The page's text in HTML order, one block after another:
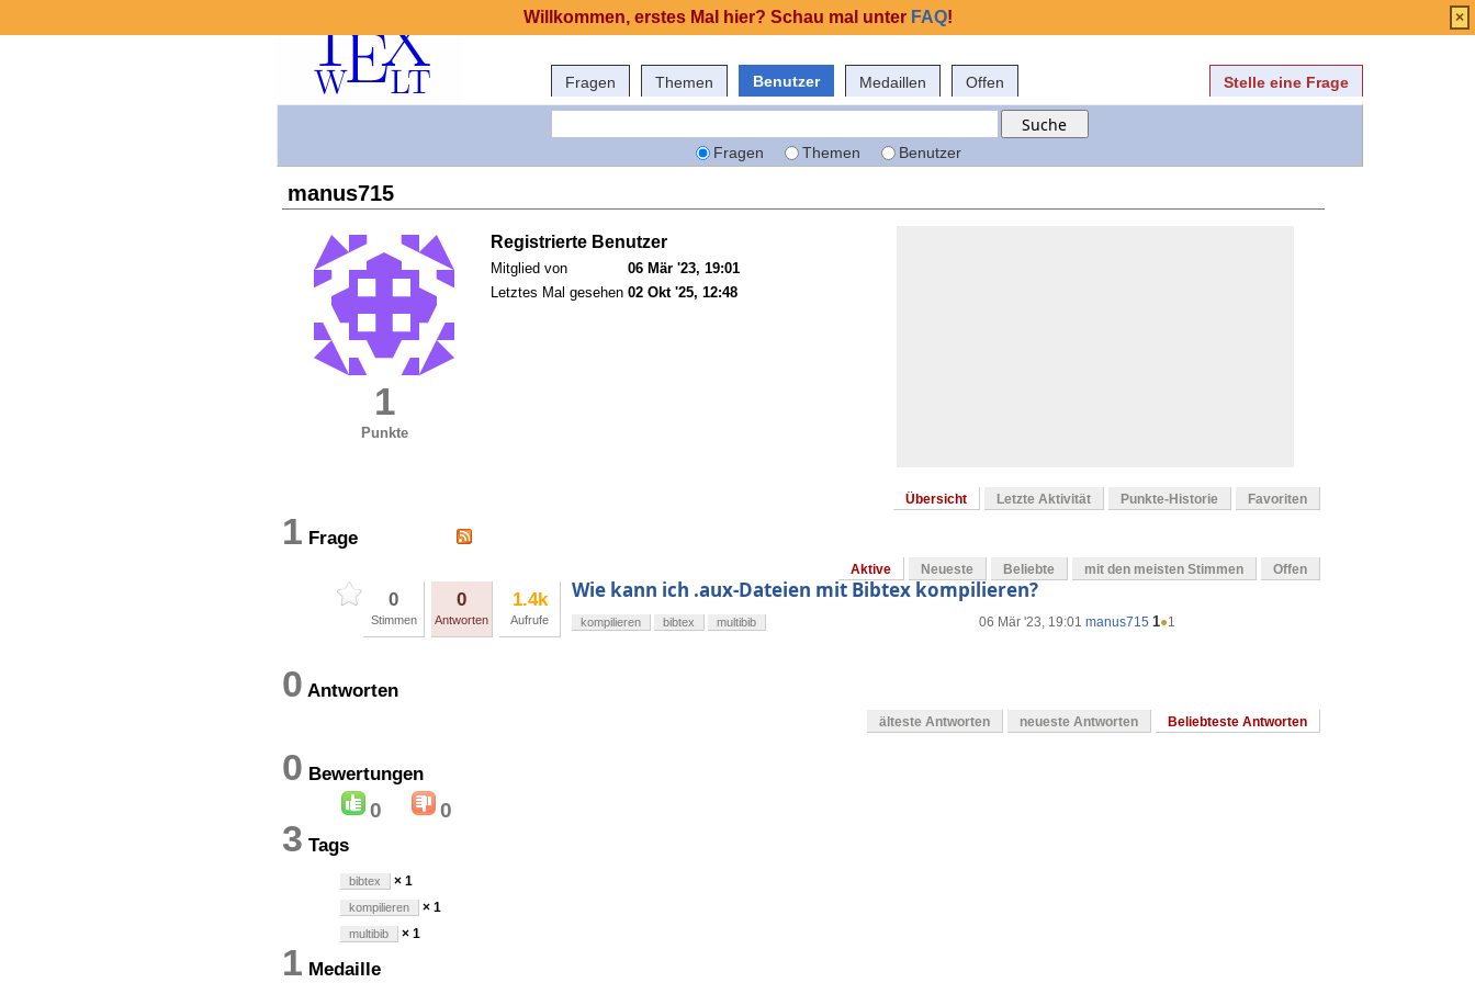
Fragen Themen Benutzer Medaillen Offen Stelle eine Frage
Fragen Themen Benutzer
manus715
1
Punkte
Registrierte Benutzer
Mitglied von
06 Mär '23, 19:01
Letztes Mal gesehen 02 Okt '25, 12:48
Übersicht Letzte Aktivität Punkte-Historie Favoriten
1 Frage
Aktive Neueste Beliebte mit den meisten Stimmen Offen
0
Stimmen
0
Antworten
1.4k
Aufrufe
Wie kann ich .aux-Dateien mit Bibtex kompilieren?
06 Mär '23, 19:01 manus715 1●1
kompilieren bibtex multibib
0 Antworten
älteste Antworten neueste Antworten Beliebteste Antworten
0 Bewertungen
0 0
3 Tags
bibtex × 1
kompilieren × 1
multibib × 1
1 Medaille
Willkommen, erstes Mal hier? Schau mal unter FAQ! ×